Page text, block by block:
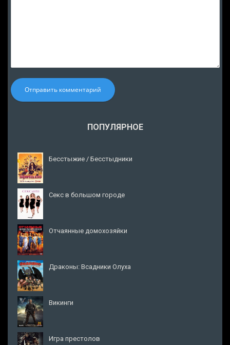
Отправить комментарий
ПОПУЛЯРНОЕ
Бесстыжие / Бесстыдники
Секс в большом городе
Отчаянные домохозяйки
Драконы: Всадники Олуха
Викинги
Игра престолов